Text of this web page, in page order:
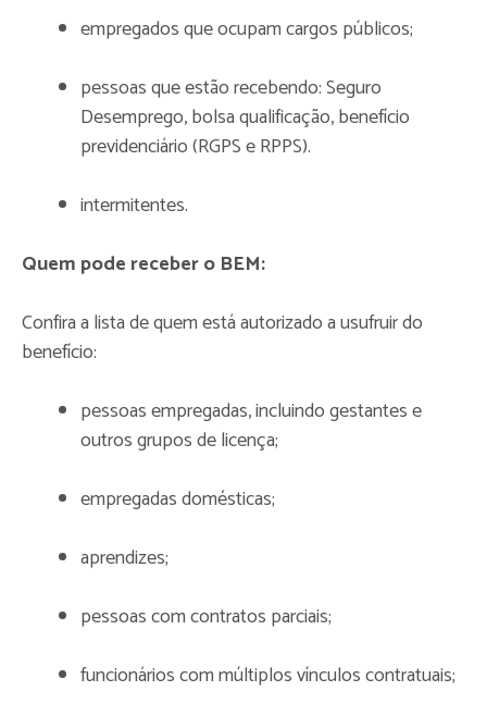
empregados que ocupam cargos públicos;
pessoas que estão recebendo: Seguro
Desemprego, bolsa qualificação, benefício
previdenciário (RGPS e RPPS).
intermitentes.
Quem pode receber o BEM:
Confira a lista de quem está autorizado a usufruir do
benefício:
pessoas empregadas, incluindo gestantes e
outros grupos de licença;
empregadas domésticas;
aprendizes;
pessoas com contratos parciais;
funcionários com múltiplos vínculos contratuais;